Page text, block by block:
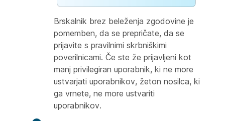
Brskalnik brez beleženja zgodovine je
pomemben, da se prepričate, da se
prijavite s pravilnimi skrbniškimi
poverilnicami. Če ste že prijavljeni kot
manj privilegiran uporabnik, ki ne more
ustvarjati uporabnikov, žeton nosilca, ki
ga vrnete, ne more ustvariti
uporabnikov.